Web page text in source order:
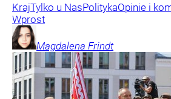
KrajTylko u NasPolitykaOpinie i
Wprost
Magdalena Frindt